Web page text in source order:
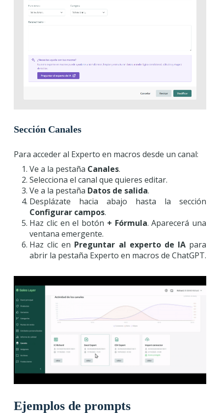
Sección Canales
Para acceder al Experto en macros desde un canal:
Ve a la pestaña Canales.
Selecciona el canal que quieres editar.
Ve a la pestaña Datos de salida.
Desplázate hacia abajo hasta la sección
Configurar campos.
Haz clic en el botón + Fórmula. Aparecerá una
ventana emergente.
Haz clic en Preguntar al experto de IApara
abrir la pestaña Experto en macros de ChatGPT.
Ejemplos de prompts